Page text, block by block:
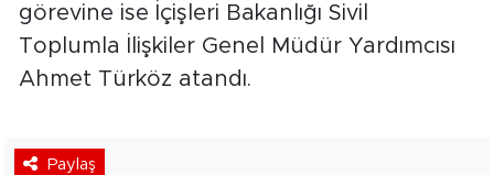
görevine ise İçişleri Bakanlığı Sivil
Toplumla İlişkiler Genel Müdür Yardımcısı
Ahmet Türköz atandı.
Paylaş